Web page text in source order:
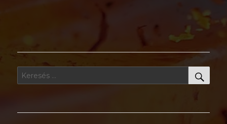
Keresés
a
kifejezésre: